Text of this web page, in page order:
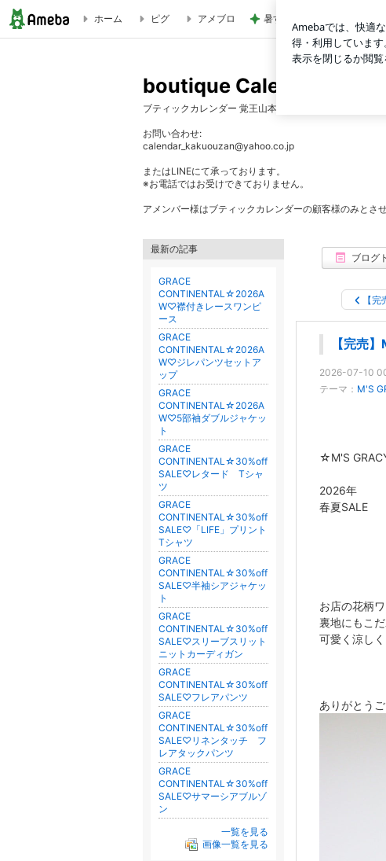
【完売】M'S GRACY☆SALE-B♡フラワーワンピース | boutique
ホーム ピグ アメブロ 暑すぎて苦でしかないスーパ
boutique CalenDarのブ
ブティックカレンダー 覚王山本店から商品のご案内
お問い合わせ:
calendar_kakuouzan@yahoo.co.jp
またはLINEにて承っております。
※お電話ではお受けできておりません。
アメンバー様はブティックカレンダーの顧客様のみとさ
ブログ
【
【完売
2026-07-10
テーマ： M'S
☆M'S
2026年
春夏SALE
お店の花柄
裏地にもこ
可愛く涼し
ありがとう
最新の記事
GRACE
CONTINENTAL☆2026A
W♡襟付きレースワンピ
ース
GRACE
CONTINENTAL☆2026A
W♡ジレパンツセットア
ップ
GRACE
CONTINENTAL☆2026A
W♡5部袖ダブルジャケッ
ト
GRACE
CONTINENTAL☆30%off
SALE♡レタード Tシャ
ツ
GRACE
CONTINENTAL☆30%off
SALE♡「LIFE」プリント
Tシャツ
GRACE
CONTINENTAL☆30%off
SALE♡半袖シアジャケッ
ト
GRACE
CONTINENTAL☆30%off
SALE♡スリーブスリット
ニットカーディガン
GRACE
CONTINENTAL☆30%off
SALE♡フレアパンツ
GRACE
CONTINENTAL☆30%off
SALE♡リネンタッチ フ
レアタックパンツ
GRACE
CONTINENTAL☆30%off
SALE♡サマーシアブルゾ
ン
一覧を見る
画像一覧を見る